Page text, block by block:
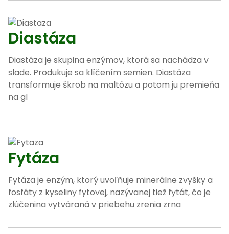
Diastáza
Diastáza je skupina enzýmov, ktorá sa nachádza v
slade. Produkuje sa klíčením semien. Diastáza
transformuje škrob na maltózu a potom ju premieňa
na gl
Fytáza
Fytáza je enzým, ktorý uvoľňuje minerálne zvyšky a
fosfáty z kyseliny fytovej, nazývanej tiež fytát, čo je
zlúčenina vytváraná v priebehu zrenia zrna